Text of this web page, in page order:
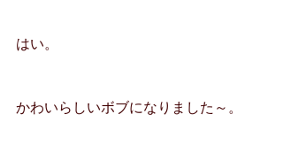
はい。
かわいらしいボブになりました～。